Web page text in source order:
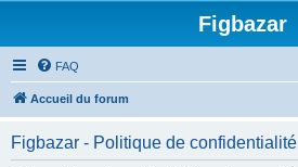
Figbazar
FAQ
Accueil du forum
Figbazar - Politique de confidentialité